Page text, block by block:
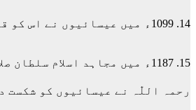
14. 1099ء میں عیسائیوں نے اس کو قبضہ کرلیا۔
15. 1187ء میں مجاہد اسلام
رحمہ اللّٰہ نے عیسائیوں کو شکست